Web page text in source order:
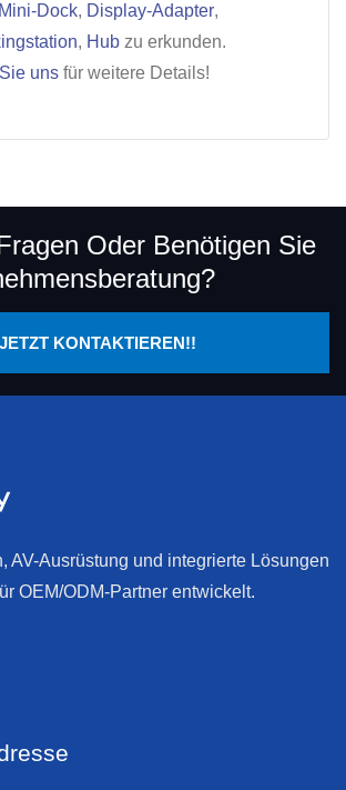
Dock, Display-Adapter,
, Hub zu erkunden.
uns für weitere Details!
Oder Benötigen Sie
JETZT KONTAKTIEREN!!
AV-Ausrüstung und integrierte Lösungen
OEM/ODM-Partner entwickelt.